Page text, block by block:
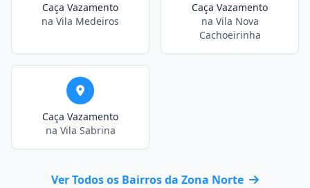
Caça Vazamento
na Vila Medeiros
Caça Vazamento
na Vila Nova
Cachoeirinha
Caça Vazamento
na Vila Sabrina
Ver Todos os Bairros da Zona Norte